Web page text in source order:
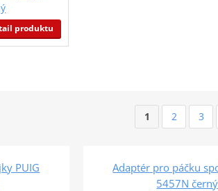
produktu
1 2 3
PUIG
Adaptér pro páčku
5457N černý